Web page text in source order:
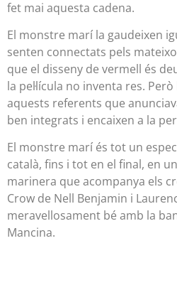
fet mai aquesta cadena.
El monstre marí la gaudeixen
senten connectats pels
que el disseny de vermell és
la pel·lícula no inventa res.
aquests referents que
ben integrats i encaixen a la
El monstre marí és tot un
català, fins i tot en el final, en
marinera que acompanya els
Crow de Nell Benjamin i
meravellosament bé amb la
Mancina.